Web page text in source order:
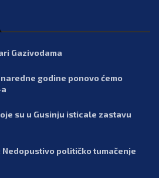
Gazivodama
godine ponovo ćemo
su u Gusinju isticale zastavu
Nedopustivo političko tumačenje